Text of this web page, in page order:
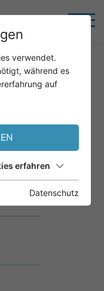
verwendet.
während es
auf
erfahren
Datenschutz